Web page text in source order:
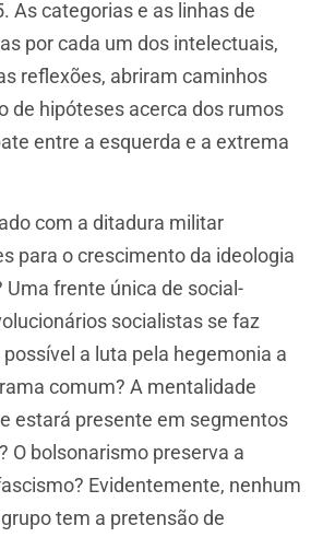
As categorias e as linhas de
por cada um dos intelectuais,
reflexões, abriram caminhos
de hipóteses acerca dos rumos
entre a esquerda e a extrema
com a ditadura militar
para o crescimento da ideologia
Uma frente única de social-
socialistas se faz
a luta pela hegemonia a
comum? A mentalidade
estará presente em segmentos
O bolsonarismo preserva a
Evidentemente, nenhum
tem a pretensão de